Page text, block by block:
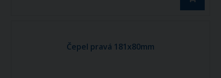
Čepel pravá 181x80mm